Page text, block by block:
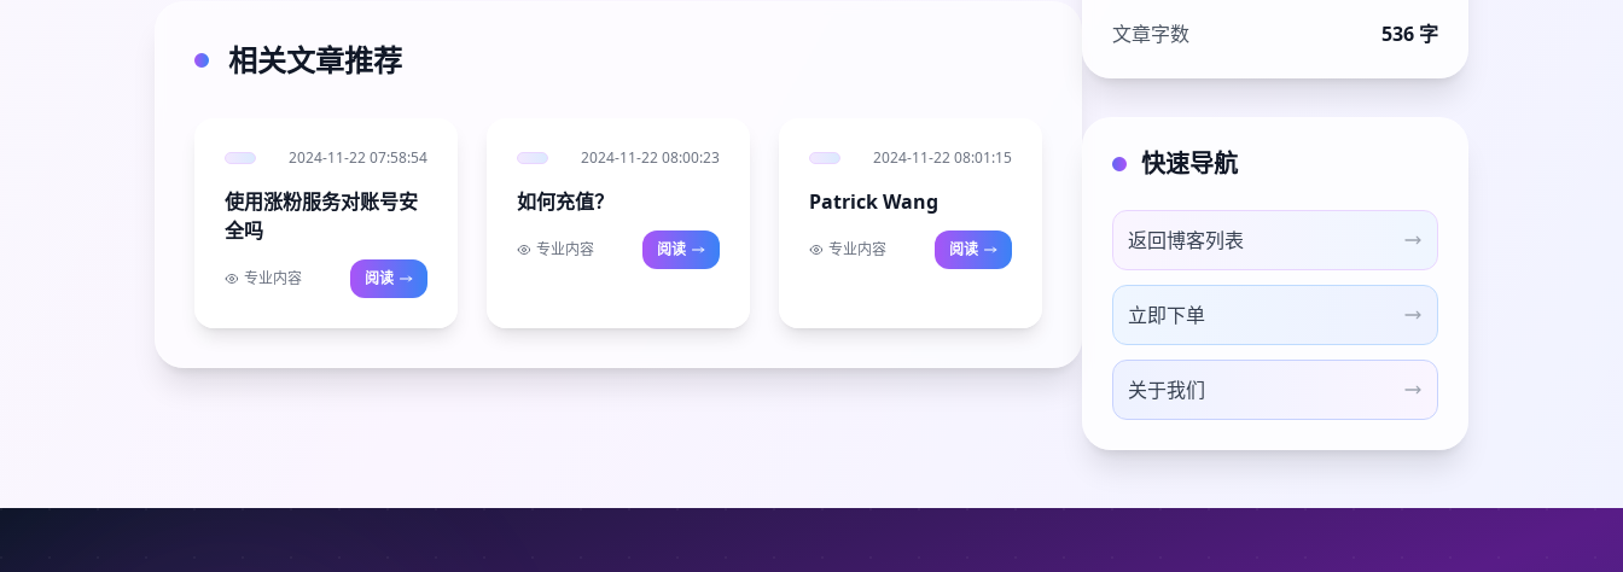
相关文章推荐
2024-11-22 07:58:54
使用涨粉服务对账号安
全吗
专业内容 阅读
2024-11-22 08:00:23
如何充值？
专业内容 阅读
2024-11-22 08:01:15
Patrick Wang
专业内容 阅读
文章字数
536 字
快速导航
返回博客列表
立即下单
关于我们